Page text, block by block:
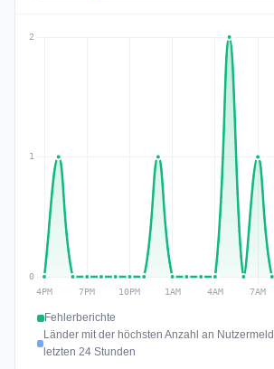
Fehlerberichte
Länder mit der höchsten Anzahl an
letzten 24 Stunden